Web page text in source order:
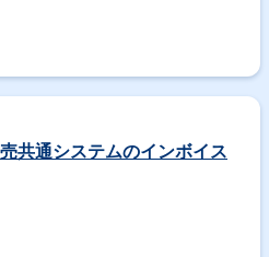
共通システムのインボイス